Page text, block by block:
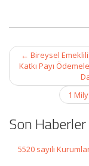
Post
navigation
← Bireysel
Katkı Payı
1
Son Haberler
5520 sayılı